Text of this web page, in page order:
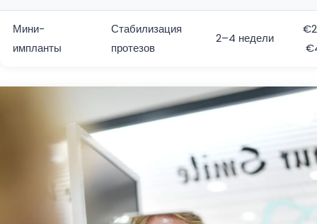
Мини-
импланты
Стабилизация
протезов
2–4 недели